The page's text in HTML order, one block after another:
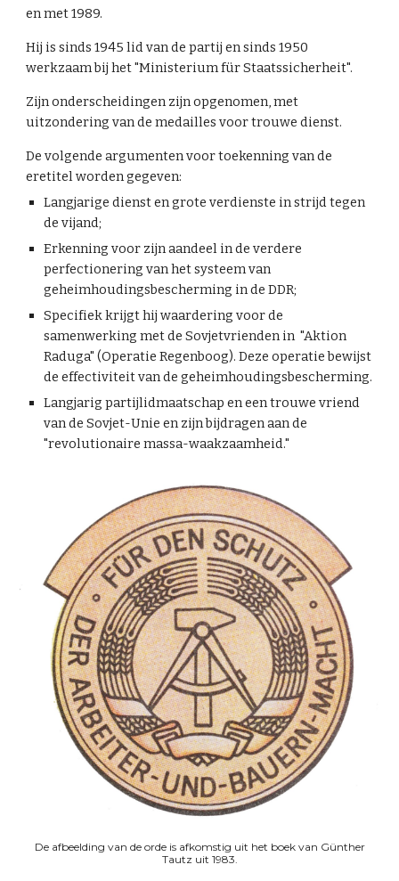
en met 1989.
Hij is sinds 1945 lid van de partij en sinds 1950
werkzaam bij het "Ministerium für Staatssicherheit".
Zijn onderscheidingen zijn opgenomen, met
uitzondering van de medailles voor trouwe dienst.
De volgende argumenten voor toekenning van de
eretitel worden gegeven:
Langjarige dienst en grote verdienste in strijd tegen
de vijand;
Erkenning voor zijn aandeel in de verdere
perfectionering van het systeem van
geheimhoudingsbescherming in de DDR;
Specifiek krijgt hij waardering voor de
samenwerking met de Sovjetvrienden in "Aktion
Raduga" (Operatie Regenboog). Deze operatie bewijst
de effectiviteit van de geheimhoudingsbescherming.
Langjarig partijlidmaatschap en een trouwe vriend
van de Sovjet-Unie en zijn bijdragen aan de
"revolutionaire massa-waakzaamheid."
De afbeelding van de orde is afkomstig uit het boek van Günther
Tautz uit 1983.